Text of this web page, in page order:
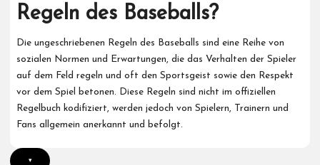
Regeln des Baseballs?
Die ungeschriebenen Regeln des Baseballs sind eine Reihe von
sozialen Normen und Erwartungen, die das Verhalten der Spieler
auf dem Feld regeln und oft den Sportsgeist sowie den Respekt
vor dem Spiel betonen. Diese Regeln sind nicht im offiziellen
Regelbuch kodifiziert, werden jedoch von Spielern, Trainern und
Fans allgemein anerkannt und befolgt.
▾